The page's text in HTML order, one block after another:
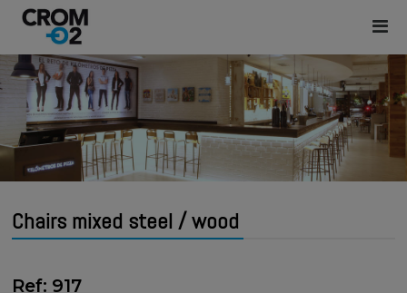
Chairs mixed steel / wood
Ref: 917